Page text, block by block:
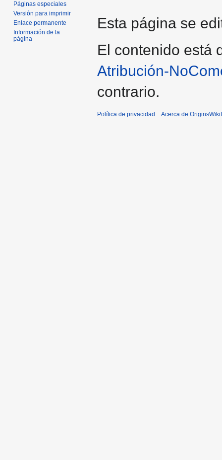
Páginas especiales
Versión para imprimir
Enlace permanente
Información de la
página
Esta página se
El contenido está
Atribución-
contrario.
Política de privacidad Acerca de